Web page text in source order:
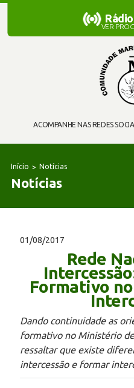
ACOMPANHE NAS REDES
VER
Início Notícias
Notícias
01/08/2017
Rede
Formativo
Dando continuidade as
formativo no Ministério
ressaltar que existe
intercessão e formar